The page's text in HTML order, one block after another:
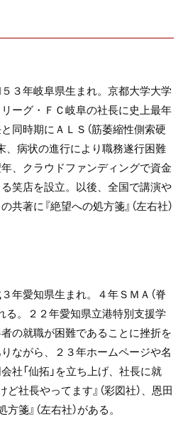
３年岐阜県生まれ。京都大学大学
ーグ・ＦＣ岐阜の社長に史上最年
同時期にＡＬＳ（筋萎縮性側索硬
、病状の進行により職務遂行困難
、クラウドファンディングで資金
笑店を設立。以後、全国で講演や
著に『絶望への処方箋』（左右社）
愛知県生まれ。４年ＳＭＡ（脊
る。２２年愛知県立港特別支援学
の就職が困難であることに挫折を
ながら、２３年ホームページや名
社「仙拓」を立ち上げ、社長に就
社長やってます』（彩図社）、恩田
箋』（左右社）がある。